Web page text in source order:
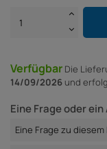
Verfügbar Die
14/09/2026 und
Eine Frage oder
Eine Frage zu diesem